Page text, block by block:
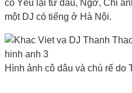
có Yêu lại từ đầu, Ngỡ, Chỉ
một DJ có tiếng ở Hà Nội.
Hình ảnh cô dâu và chú rể do